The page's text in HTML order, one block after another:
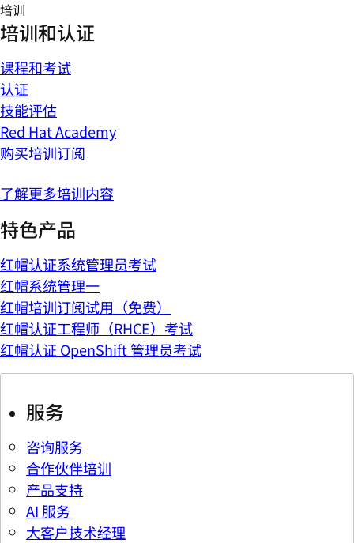
培训
培训和认证
课程和考试
认证
技能评估
Red Hat Academy
购买培训订阅
了解更多培训内容
特色产品
红帽认证系统管理员考试
红帽系统管理一
红帽培训订阅试用（免费）
红帽认证工程师（RHCE）考试
红帽认证 OpenShift 管理员考试
服务
咨询服务
合作伙伴培训
产品支持
AI 服务
大客户技术经理